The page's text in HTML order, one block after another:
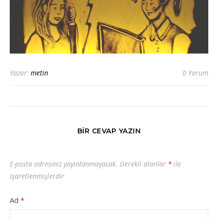
Yazar: metin 0 Yorum
BIR CEVAP YAZIN
E-posta adresiniz yayınlanmayacak. Gerekli alanlar * ile
işaretlenmişlerdir
Ad *